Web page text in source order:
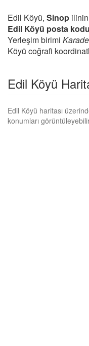
Edil Köyü, Sinop ilinin
Edil Köyü posta kodu
Yerleşim birimi
Köyü coğrafi
Edil Köyü
Edil Köyü haritası
konumları